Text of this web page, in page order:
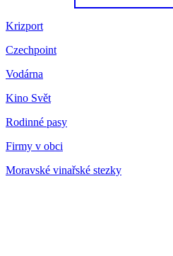
Krizport
Czechpoint
Vodárna
Kino Svět
Rodinné pasy
Firmy v obci
Moravské vinařské stezky